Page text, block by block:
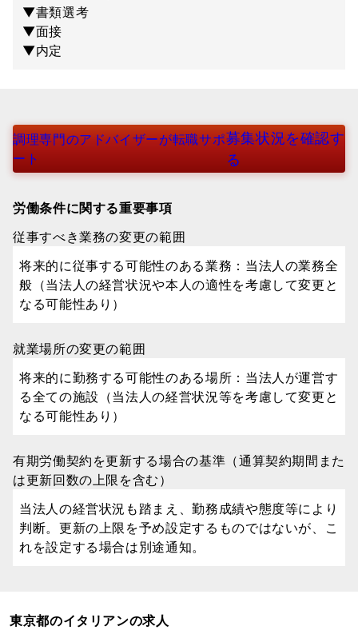
▼書類選考
▼面接
▼内定
調理専門のアドバイザーが転職サポ
ート
募集状況を確認す
る
労働条件に関する重要事項
従事すべき業務の変更の範囲
将来的に従事する可能性のある業務：当法人の業務全
般（当法人の経営状況や本人の適性を考慮して変更と
なる可能性あり）
就業場所の変更の範囲
将来的に勤務する可能性のある場所：当法人が運営す
る全ての施設（当法人の経営状況等を考慮して変更と
なる可能性あり）
有期労働契約を更新する場合の基準（通算契約期間また
は更新回数の上限を含む）
当法人の経営状況も踏まえ、勤務成績や態度等により
判断。更新の上限を予め設定するものではないが、こ
れを設定する場合は別途通知。
東京都のイタリアンの求人